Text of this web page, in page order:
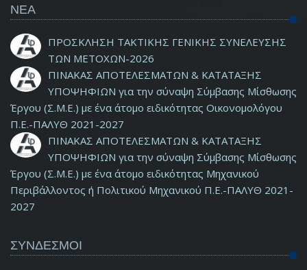
ΝΕΑ
ΠΡΟΣΚΛΗΣΗ ΤΑΚΤΙΚΗΣ ΓΕΝΙΚΗΣ ΣΥΝΕΛΕΥΣΗΣ
ΤΩΝ ΜΕΤΟΧΩΝ-2026
ΠΙΝΑΚΑΣ ΑΠΟΤΕΛΕΣΜΑΤΩΝ & ΚΑΤΑΤΑΞΗΣ
ΥΠΟΨΗΦΙΩΝ για την σύναψη Σύμβασης Μίσθωσης
Έργου (Σ.Μ.Ε.) με ένα άτομο ειδικότητας Οικονομολόγου
Π.Ε.-ΠΑΛΥΘ 2021-2027
ΠΙΝΑΚΑΣ ΑΠΟΤΕΛΕΣΜΑΤΩΝ & ΚΑΤΑΤΑΞΗΣ
ΥΠΟΨΗΦΙΩΝ για την σύναψη Σύμβασης Μίσθωσης
Έργου (Σ.Μ.Ε.) με ένα άτομο ειδικότητας Μηχανικού
Περιβάλλοντος ή Πολιτικού Μηχανικού Π.Ε.-ΠΑΛΥΘ 2021-
2027
ΣΥΝΔΕΣΜΟΙ